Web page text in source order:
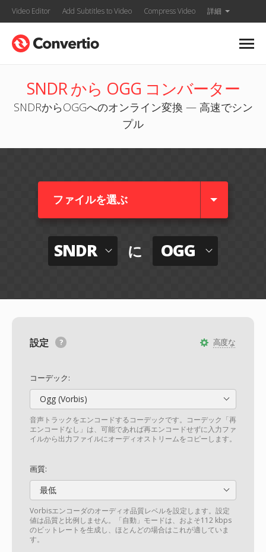
Video Editor Add Subtitles to Video Compress Video 詳細
SNDR から OGG コンバーター
SNDRからOGGへのオンライン変換 — 高速でシン
プル
ファイルを選ぶ
SNDR に OGG
高度な
設定
コーデック:
Ogg (Vorbis)
音声トラックをエンコードするコーデックです。コーデック「再
エンコードなし」は、可能であれば再エンコードせずに入力ファ
イルから出力ファイルにオーディオストリームをコピーします。
画質:
最低
Vorbisエンコーダのオーディオ品質レベルを設定します。設定
値は品質と比例しません。「自動」モードは、およそ112 kbps
のビットレートを生成し、ほとんどの場合はこれが適していま
す。